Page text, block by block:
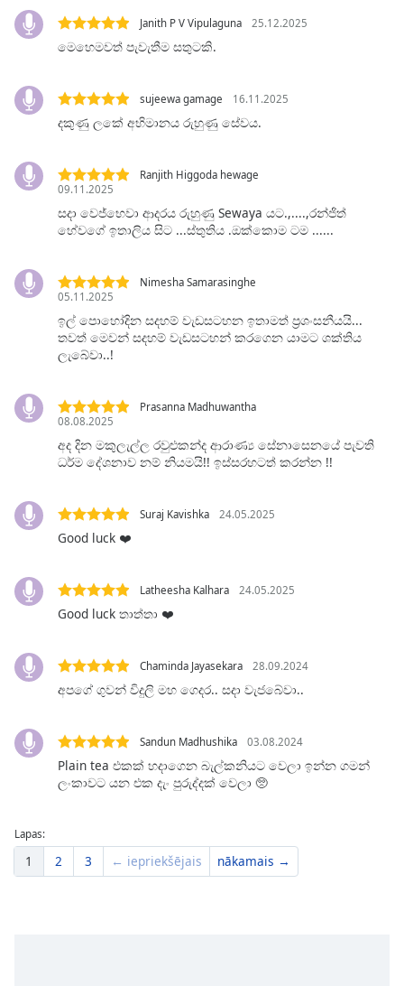
descriptions
off
selected
Subtitles
subtitles
opens
subtitles
settings
dialog
subtitles
selected
Picture
Fullscreen
window.
dialog
window.
will
cancel
the
window.
Opacity
Janith P V Vipulaguna 25.12.2025
මෙහෙමවත් පැවැතීම සතුටකි.
sujeewa gamage 16.11.2025
දකුණු ලකේ අභිමානය රුහුණු සේවය.
Ranjith Higgoda hewage
09.11.2025
සදා වෙජ්භෙවා ආදරය රුහුණු Sewaya යට.,....,රන්ජිත්
හේවගේ ඉතාලිය සිට ...ස්තුතිය .ඔක්කොම ටම ......
Nimesha Samarasinghe
05.11.2025
ඉල් පොහෝදින සදහම් වැඩසටහන ඉතාමත් ප්‍රශංසනීයයි...
තවත් මෙවන් සදහම් වැඩසටහන් කරගෙන යාමට ශක්තිය
ලැබේවා..!
Prasanna Madhuwantha
08.08.2025
අද දින මකුලැල්ල රවුළුකන්ද ආරාණ්‍ය සේනාසෙනයේ පැවති
ධර්ම දේශනාව නම් නියමයි!! ඉස්සරහටත් කරන්න !!
Suraj Kavishka 24.05.2025
Good luck ❤️
Latheesha Kalhara 24.05.2025
Good luck තාත්තා ❤️
Chaminda Jayasekara 28.09.2024
අපගේ ගුවන් විදුලි මහ ගෙදර.. සදා වැජබේවා..
Sandun Madhushika 03.08.2024
Plain tea එකක් හදාගෙන බැල්කනියට වෙලා ඉන්න ගමන්
ලංකාවට යන එක දැං පුරුද්දක් වෙලා 🥺
Lapas:
1 2 3 ← iepriekšējais nākamais →